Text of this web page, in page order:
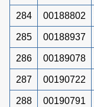
284 00188802
285 00188937
286 00189078
287 00190722
288 00190791